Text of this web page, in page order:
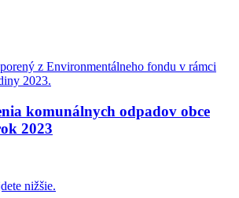
z Environmentálneho fondu v rámci
2023.
komunálnych odpadov obce
2023
nižšie.